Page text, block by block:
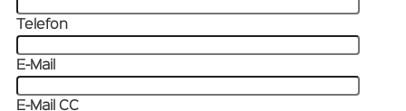
Telefon
E-Mail
E-Mail CC